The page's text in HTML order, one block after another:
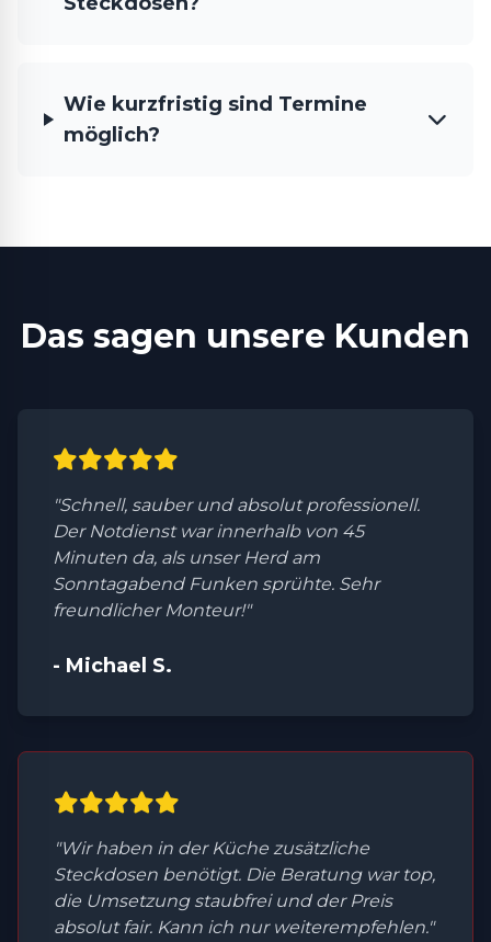
Wie kurzfristig sind Termine
möglich?
Das sagen unsere Kunden
"Schnell, sauber und absolut professionell.
Der Notdienst war innerhalb von 45
Minuten da, als unser Herd am
Sonntagabend Funken sprühte. Sehr
freundlicher Monteur!"
- Michael S.
"Wir haben in der Küche zusätzliche
Steckdosen benötigt. Die Beratung war top,
die Umsetzung staubfrei und der Preis
absolut fair. Kann ich nur weiterempfehlen."